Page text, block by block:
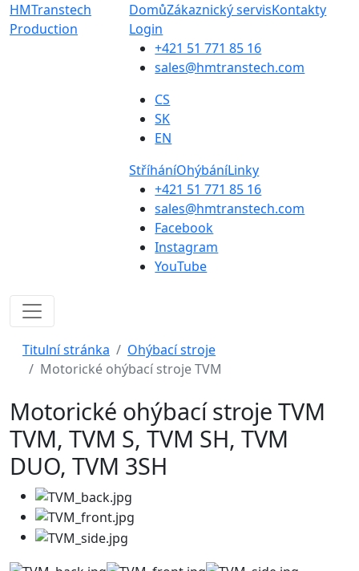
HMTranstech
Production
DomůZákaznický servisKontakty
Login
+421 51 771 85 16
sales@hmtranstech.com
CS
SK
EN
StříháníOhýbáníLinky
+421 51 771 85 16
sales@hmtranstech.com
Facebook
Instagram
YouTube
Titulní stránka
Ohýbací stroje
Motorické ohýbací stroje TVM
Motorické ohýbací stroje TVM
TVM, TVM S, TVM SH, TVM
DUO, TVM 3SH